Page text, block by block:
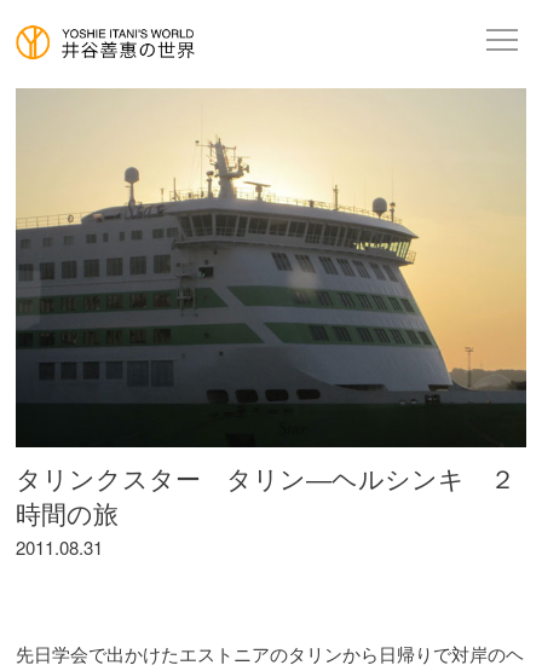
タリンクスター タリン―ヘルシンキ ２
時間の旅
2011.08.31
先日学会で出かけたエストニアのタリンから日帰りで対岸のヘ